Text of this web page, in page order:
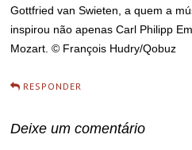
Gottfried van Swieten, a quem a
inspirou não apenas Carl Philipp
Mozart. © François Hudry/Qobuz
RESPONDER
Deixe um comentário